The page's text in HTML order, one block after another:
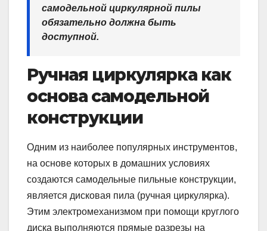
самодельной циркулярной пилы
обязательно должна быть
доступной.
Ручная циркулярка как
основа самодельной
конструкции
Одним из наиболее популярных инструментов,
на основе которых в домашних условиях
создаются самодельные пильные конструкции,
является дисковая пила (ручная циркулярка).
Этим электромеханизмом при помощи круглого
диска выполняются прямые разрезы на